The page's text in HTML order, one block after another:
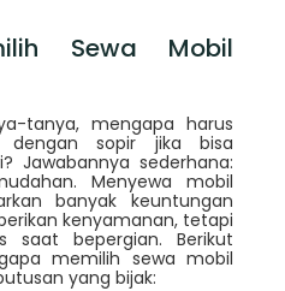
Sewa Mobil
tanya, mengapa harus
sopir jika bisa
Jawabannya sederhana:
Menyewa mobil
banyak keuntungan
kenyamanan, tetapi
saat bepergian. Berikut
memilih sewa mobil
yang bijak: